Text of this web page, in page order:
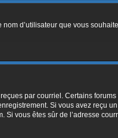
d’utilisateur que vous
par courriel. Certains
Si vous avez reçu
vous êtes sûr de l’adresse